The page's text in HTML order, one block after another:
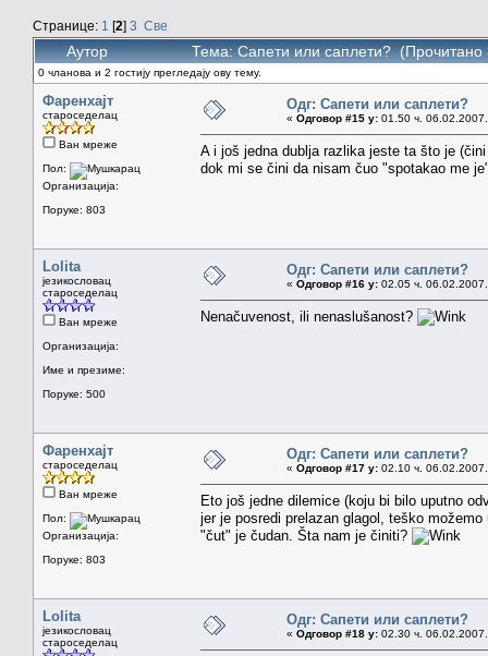
Странице: 1 [2] 3 Све
Аутор Тема: Сапети или саплети? (Прочитано
0 чланова и 2 гостију прегледају ову тему.
Фаренхајт
староседелац
Ван мреже
Пол:
Организација:
Поруке: 803
Одг: Сапети или саплети?
« Одговор #15 у: 01.50 ч.
A i još jedna dublja razlika jeste ta što je
dok mi se čini da nisam čuo "spotakao me
Lolita
језикословац
староседелац
Ван мреже
Организација:
Име и презиме:
Поруке: 500
Одг: Сапети или саплети?
« Одговор #16 у: 02.05 ч.
Nenačuvenost, ili nenaslušanost?
Фаренхајт
староседелац
Ван мреже
Пол:
Организација:
Поруке: 803
Одг: Сапети или саплети?
« Одговор #17 у: 02.10 ч.
Eto još jedne dilemice (koju bi bilo uputno
jer je posredi prelazan glagol, teško
"čut" je čudan. Šta nam je činiti?
Lolita
језикословац
староседелац
Одг: Сапети или саплети?
« Одговор #18 у: 02.30 ч.